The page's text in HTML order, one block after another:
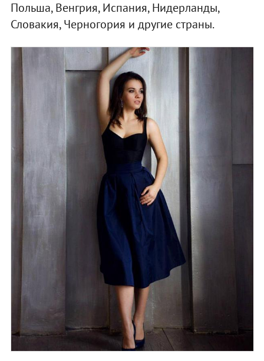
Польша, Венгрия, Испания, Нидерланды,
Словакия, Черногория и другие страны.